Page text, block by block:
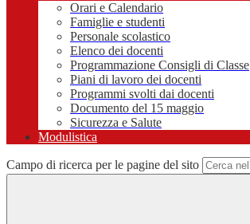
Orari e Calendario
Famiglie e studenti
Personale scolastico
Elenco dei docenti
Programmazione Consigli di Classe
Piani di lavoro dei docenti
Programmi svolti dai docenti
Documento del 15 maggio
Sicurezza e Salute
Modulistica
Campo di ricerca per le pagine del sito